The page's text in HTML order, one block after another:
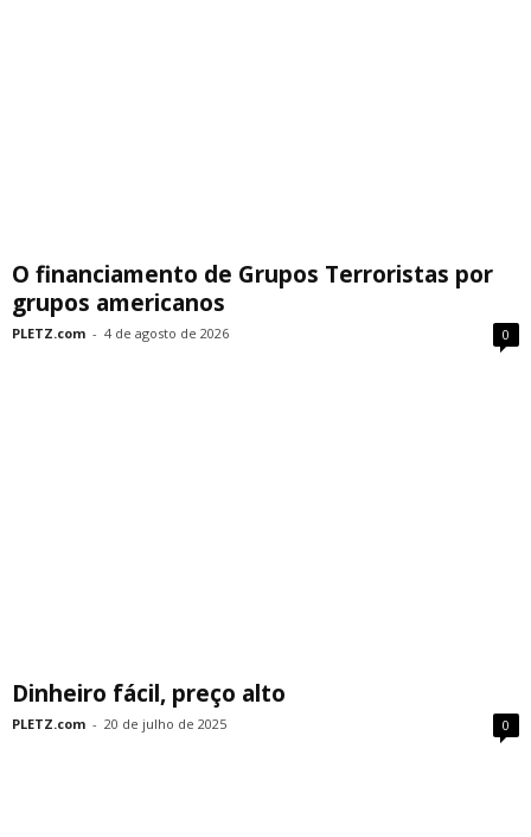
O financiamento de Grupos Terroristas por
grupos americanos
PLETZ.com - 4 de agosto de 2026 0
Dinheiro fácil, preço alto
PLETZ.com - 20 de julho de 2025 0